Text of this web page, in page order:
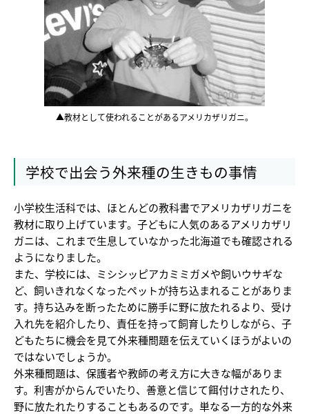
▲教材として使われることがあるアメリカザリガニ。
学校で出会う外来種の生きもの事情
小学校生活科では、ほとんどの教科書でアメリカザリガニを
教材に取り上げています。子どもに人気のあるアメリカザリ
ガニは、これまで生息していなかった北海道でも確認される
ようになりました。
また、学校には、ミシシッピアカミミガメや飼いウサギな
ど、飼いきれなくなったペットが持ち込まれることがありま
す。持ち込みを断ったために勝手に野に放たれるより、受け
入れ先を紹介したり、責任を持って飼育したりしながら、子
どもたちに機会を見て外来種問題を伝えていくほうがよいの
ではないでしょうか。
外来種問題は、保護者や教師の考え方に大きな幅がありま
す。利害がからんでいたり、善意と信じて餌付けされたり、
野に放たれたりすることもあるのです。単なる一方的な外来